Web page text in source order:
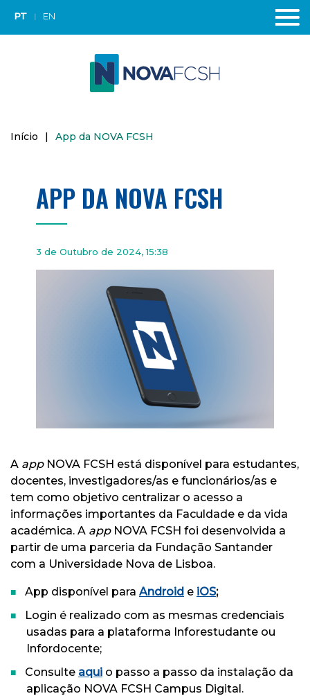
PT EN
Início | App da NOVA FCSH
APP DA NOVA FCSH
3 de Outubro de 2024, 15:38
A app NOVA FCSH está disponível para estudantes,
docentes, investigadores/as e funcionários/as e
tem como objetivo centralizar o acesso a
informações importantes da Faculdade e da vida
académica. A appNOVA FCSH foi desenvolvida a
partir de uma parceria da Fundação Santander
com a Universidade Nova de Lisboa.
App disponível para Android e iOS;
Login é realizado com as mesmas credenciais
usadas para a plataforma Inforestudante ou
Infordocente;
Consulte aqui o passo a passo da instalação da
aplicação NOVA FCSH Campus Digital.